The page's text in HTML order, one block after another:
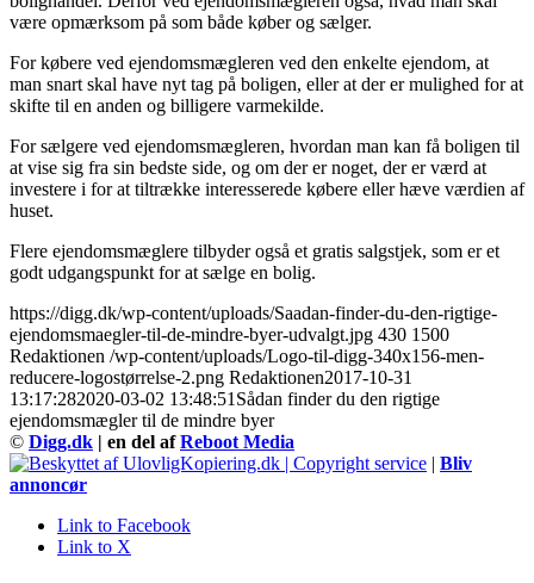
være opmærksom på som både køber og sælger.
For købere ved ejendomsmægleren ved den enkelte ejendom, at
man snart skal have nyt tag på boligen, eller at der er mulighed for at
skifte til en anden og billigere varmekilde.
For sælgere ved ejendomsmægleren, hvordan man kan få boligen til
at vise sig fra sin bedste side, og om der er noget, der er værd at
investere i for at tiltrække interesserede købere eller hæve værdien af
huset.
Flere ejendomsmæglere tilbyder også et gratis salgstjek, som er et
godt udgangspunkt for at sælge en bolig.
https://digg.dk/wp-content/uploads/Saadan-finder-du-den-rigtige-
ejendomsmaegler-til-de-mindre-byer-udvalgt.jpg 430 1500
Redaktionen /wp-content/uploads/Logo-til-digg-340x156-men-
reducere-logostørrelse-2.png Redaktionen2017-10-31
13:17:282020-03-02 13:48:51 Sådan finder du den rigtige
ejendomsmægler til de mindre byer
© Digg.dk | en del afReboot Media
| Bliv
annoncør
Link to Facebook
Link to X